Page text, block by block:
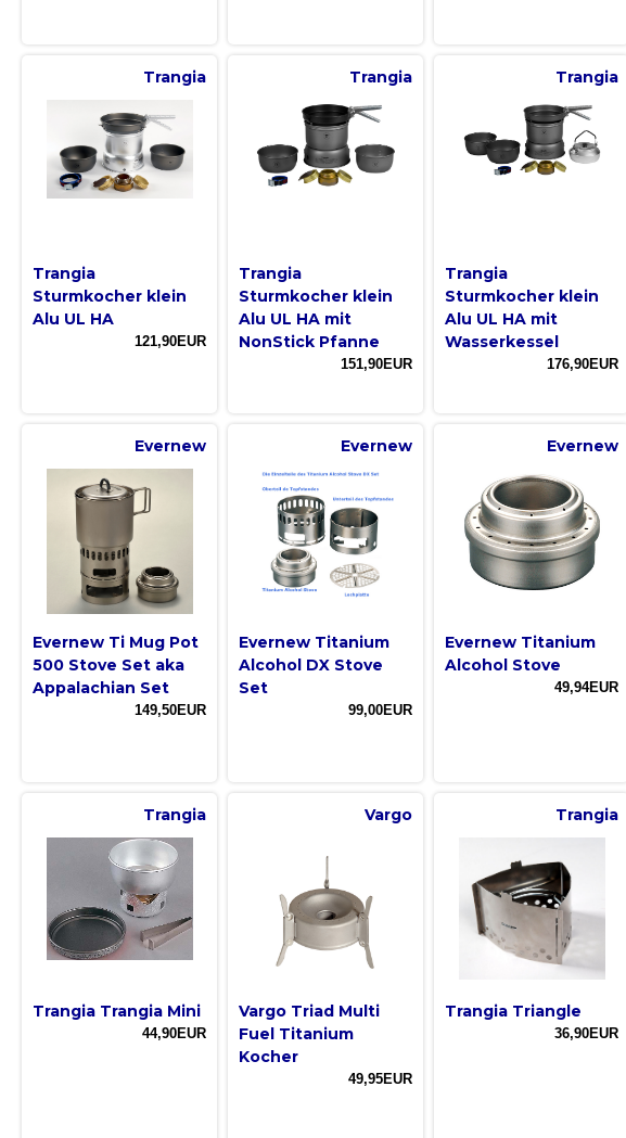
Trangia
Trangia
Sturmkocher klein
Alu UL HA
121,90EUR
Trangia
Trangia
Sturmkocher klein
Alu UL HA mit
NonStick Pfanne
151,90EUR
Trangia
Trangia
Sturmkocher klein
Alu UL HA mit
Wasserkessel
176,90EUR
Evernew
Evernew Ti Mug Pot
500 Stove Set aka
Appalachian Set
149,50EUR
Evernew
Evernew Titanium
Alcohol DX Stove
Set
99,00EUR
Evernew
Evernew Titanium
Alcohol Stove
49,94EUR
Trangia
Trangia Trangia Mini
44,90EUR
Vargo
Vargo Triad Multi
Fuel Titanium
Kocher
49,95EUR
Trangia
Trangia Triangle
36,90EUR